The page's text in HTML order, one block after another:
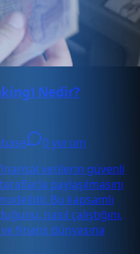
Nedir?
0 yorum
verilerin güvenli
paylaşılmasını
Bu kapsamlı
nasıl çalıştığını,
finans dünyasına